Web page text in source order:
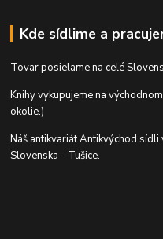
Kde sídlime a
Tovar posielame na celé
Knihy vykupujeme na
okolie.)
Náš antikvariát Antikvýchod
Slovenska - Tušice.